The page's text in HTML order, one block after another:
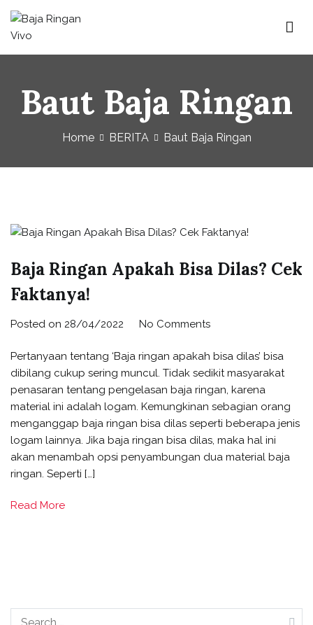
Skip
content
Baja Ringan Vivo
Website Baja Ringan Vivo
Baut Baja Ringan
Home BERITA Baut Baja Ringan
Baja Ringan Apakah Bisa Dilas? Cek
Faktanya!
Posted on 28/04/2022 No Commentson
Ringan
Apakah
Bisa
Dilas?
Cek
Faktanya!
Pertanyaan tentang ‘Baja ringan apakah bisa dilas’ bisa
dibilang cukup sering muncul. Tidak sedikit masyarakat
penasaran tentang pengelasan baja ringan, karena
material ini adalah logam. Kemungkinan sebagian orang
menganggap baja ringan bisa dilas seperti beberapa jenis
logam lainnya. Jika baja ringan bisa dilas, maka hal ini
akan menambah opsi penyambungan dua material baja
ringan. Seperti […]
Read More
Search